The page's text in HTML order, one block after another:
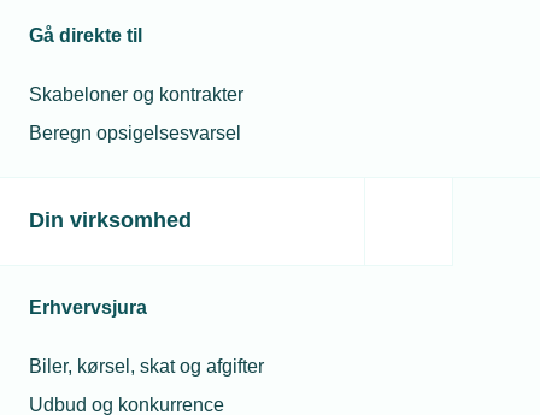
Gå direkte til
Skabeloner og kontrakter
Beregn opsigelsesvarsel
Din virksomhed
Erhvervsjura
Biler, kørsel, skat og afgifter
Udbud og konkurrence
TEKNIQ Politik & analyse
Analyser
erhvervspolitiske og økonomiske
område.